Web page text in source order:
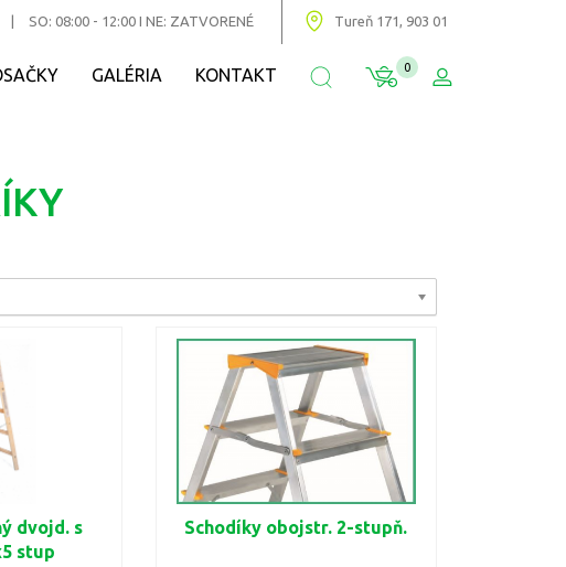
Tureň 171, 903 01
SO: 08:00 - 12:00 I NE: ZATVORENÉ
GALÉRIA KONTAKT 0
dvojd. s
stup
Schodíky obojstr. 2-stupň.